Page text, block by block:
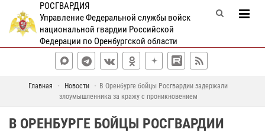
РОСГВАРДИЯ
Управление Федеральной службы войск
национальной гвардии Российской
Федерации по Оренбургской области
Главная Новости
В Оренбурге бойцы Росгвардии задержали
злоумышленника за кражу с проникновением
В ОРЕНБУРГЕ БОЙЦЫ РОСГВАРДИИ